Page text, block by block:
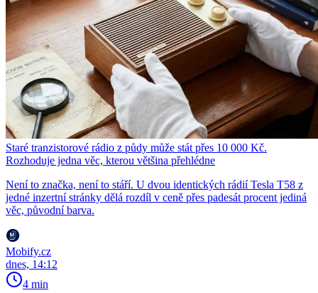
Staré tranzistorové rádio z půdy může stát přes 10 000 Kč.
Rozhoduje jedna věc, kterou většina přehlédne
Není to značka, není to stáří. U dvou identických rádií Tesla T58 z
jedné inzertní stránky dělá rozdíl v ceně přes padesát procent jediná
věc, původní barva.
Mobify.cz
dnes, 14:12
4 min